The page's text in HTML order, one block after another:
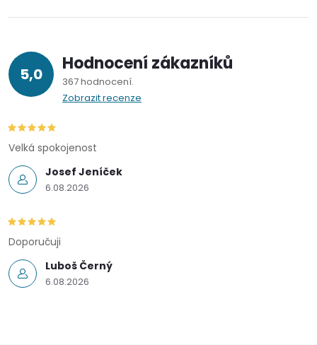
5,0 Hodnocení zákazníků
367 hodnocení
Zobrazit recenze
Josef Jeníček
6.08.2026
Velká spokojenost
Luboš Černý
6.08.2026
Doporučuji